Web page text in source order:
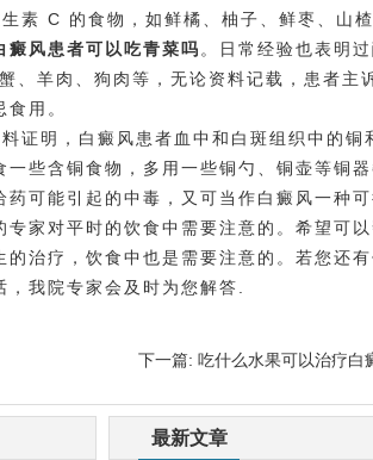
C 的食物，如鲜橘、柚子、鲜枣、山楂
癜风患者可以吃青菜吗 。日常经验也表明
、羊肉、狗肉等，无论资料记载，患者主
用。
明，白癜风患者血中和白斑组织中的铜
些含铜食物，多用一些铜勺、铜壶等铜
可能引起的中毒，又可当作白癜风一种可
专家对平时的饮食中需要注意的。希望可
治疗，饮食中也是需要注意的。若您还
我院专家会及时为您解答.
下一篇: 吃什么水果可以治疗白
最新文章